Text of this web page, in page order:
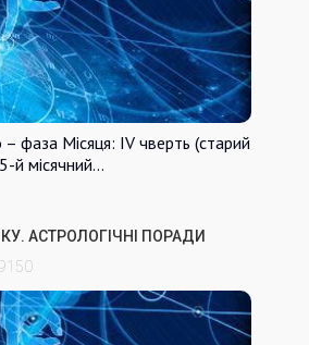
фаза Місяця: IV чверть (старий
й місячний…
АСТРОЛОГІЧНІ ПОРАДИ